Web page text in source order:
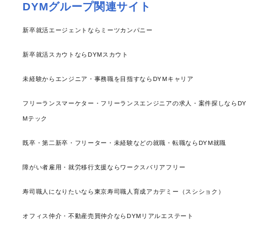
DYMグループ関連サイト
新卒就活エージェントならミーツカンパニー
新卒就活スカウトならDYMスカウト
未経験からエンジニア・事務職を目指すならDYMキャリア
フリーランスマーケター・フリーランスエンジニアの求人・案件探しならDY
Mテック
既卒・第二新卒・フリーター・未経験などの就職・転職ならDYM就職
障がい者雇用・就労移行支援ならワークスバリアフリー
寿司職人になりたいなら東京寿司職人育成アカデミー（スシショク）
オフィス仲介・不動産売買仲介ならDYMリアルエステート